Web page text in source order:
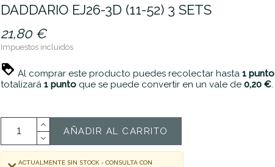
DADDARIO EJ26-3D (11-52) 3 SETS
21,80 €
Impuestos incluidos
Al comprar este producto puedes recolectar hasta 1 punto
totalizará 1 punto que se puede convertir en un vale de 0,20 €.
AÑADIR AL CARRITO
ACTUALMENTE SIN STOCK - CONSULTA CON